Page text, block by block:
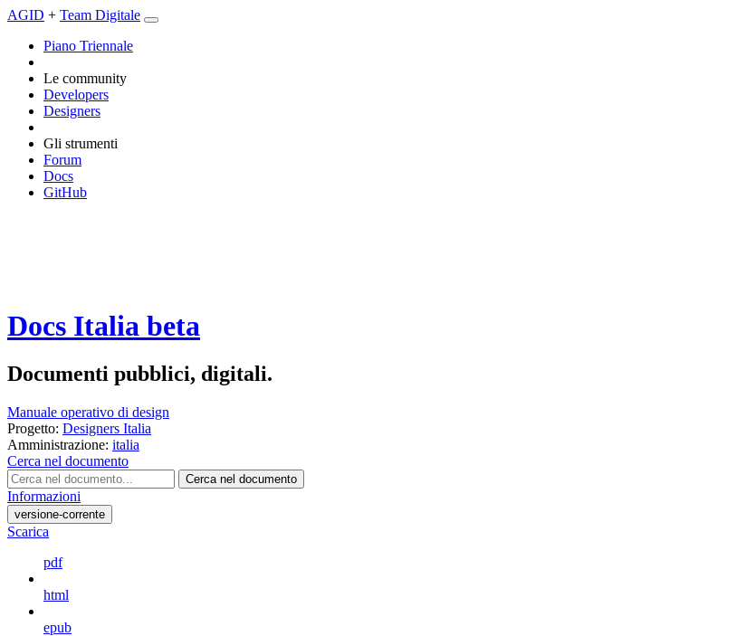
AGID + Team Digitale
Piano Triennale
Le community
Developers
Designers
Gli strumenti
Forum
Docs
GitHub
Docs Italia beta
Documenti pubblici, digitali.
Manuale operativo di design
Progetto: Designers Italia
Amministrazione: italia
Cerca nel documento
Cerca nel documento
Informazioni
versione-corrente
Scarica
pdf
html
epub